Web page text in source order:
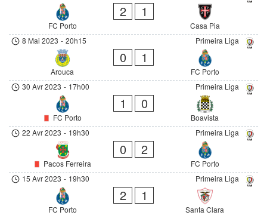
FC Porto
2 1
Casa Pia
Primeira Liga
8 Mai 2023 - 20h15
Arouca
0 1
FC Porto
Primeira Liga
30 Avr 2023 - 17h00
FC Porto
1 0
Boavista
Primeira Liga
22 Avr 2023 - 19h30
Pacos Ferreira
0 2
FC Porto
Primeira Liga
15 Avr 2023 - 19h30
FC Porto
2 1
Santa Clara